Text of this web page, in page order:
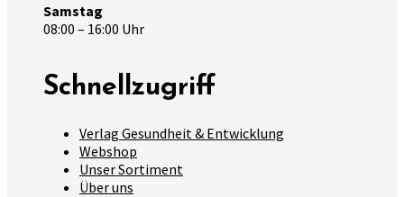
Samstag
08:00 – 16:00 Uhr
Schnellzugriff
Verlag Gesundheit & Entwicklung
Webshop
Unser Sortiment
Über uns